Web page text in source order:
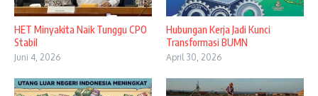
HET Minyakita Naik Tunggu CPO
Stabil
Juni 4, 2026
Hubungan Kerja Jadi Kunci
Transformasi BUMN
April 30, 2026